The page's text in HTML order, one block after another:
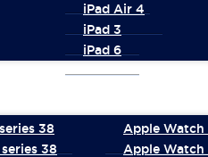
iPad Air 4
iPad 3
iPad 6
38
Apple Watch
38
Apple Watch